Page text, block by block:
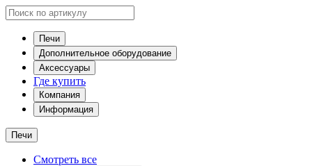
Печи
Дополнительное оборудование
Аксессуары
Где купить
Компания
Информация
Печи
Смотреть все